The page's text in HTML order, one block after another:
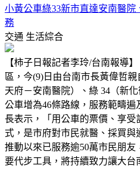
小黃公車綠33新市直達安南醫院
務
交通 生活綜合
【柿子日報記者李玲/台南報導
區，今(9)日由台南市長黃偉哲
天府－安南醫院）、綠 34（新
公車增為46條路線，服務範疇
長表示，「用公車的票價、享
式，是市府對市民就醫、採買與
推動以來已服務逾50萬市民朋
要代步工具，將持續致力讓大